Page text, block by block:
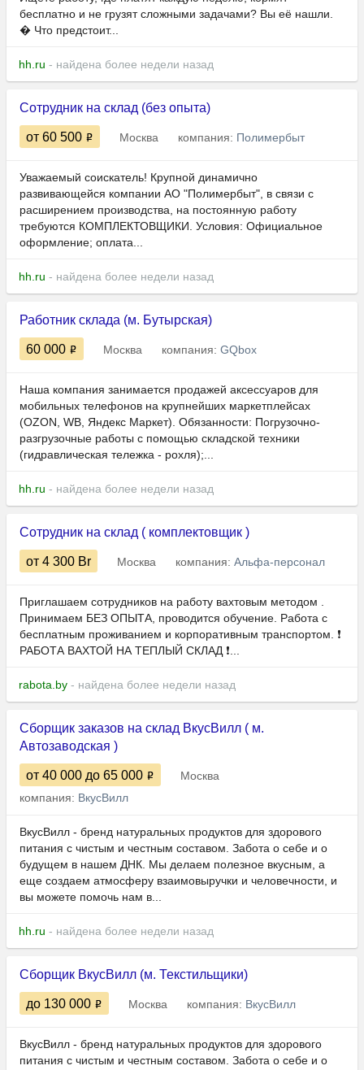
бесплатно и не грузят сложными задачами? Вы её нашли.
� Что предстоит...
hh.ru - найдена более недели назад
Сотрудник на склад (без опыта)
от 60 500 Москва компания: Полимербыт
Уважаемый соискатель! Крупной динамично
развивающейся компании АО "Полимербыт", в связи с
расширением производства, на постоянную работу
требуются КОМПЛЕКТОВЩИКИ. Условия: Официальное
оформление; оплата...
hh.ru - найдена более недели назад
Работник склада (м. Бутырская)
60 000 Москва компания: GQbox
Наша компания занимается продажей аксессуаров для
мобильных телефонов на крупнейших маркетплейсах
(OZON, WB, Яндекс Маркет). Обязанности: Погрузочно-
разгрузочные работы с помощью складской техники
(гидравлическая тележка - рохля);...
hh.ru - найдена более недели назад
Сотрудник на склад ( комплектовщик )
от 4 300 Br Москва компания: Альфа-персонал
Приглашаем сотрудников на работу вахтовым методом .
Принимаем БЕЗ ОПЫТА, проводится обучение. Работа с
бесплатным проживанием и корпоративным транспортом. ❗
РАБОТА ВАХТОЙ НА ТЕПЛЫЙ СКЛАД ❗...
rabota.by - найдена более недели назад
Сборщик заказов на склад ВкусВилл ( м.
Автозаводская )
от 40 000 до 65 000
Москва
компания: ВкусВилл
ВкусВилл - бренд натуральных продуктов для здорового
питания с чистым и честным составом. Забота о себе и о
будущем в нашем ДНК. Мы делаем полезное вкусным, а
еще создаем атмосферу взаимовыручки и человечности, и
вы можете помочь нам в...
hh.ru - найдена более недели назад
Сборщик ВкусВилл (м. Текстильщики)
до 130 000 Москва компания: ВкусВилл
ВкусВилл - бренд натуральных продуктов для здорового
питания с чистым и честным составом. Забота о себе и о